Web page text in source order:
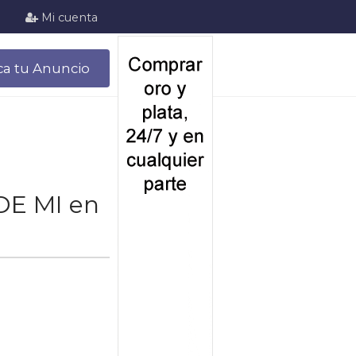
Mi cuenta
tu Anuncio
MI en